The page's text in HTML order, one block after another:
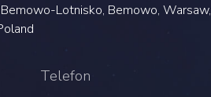
Lotnisko, Bemowo, Warsaw,
Telefon